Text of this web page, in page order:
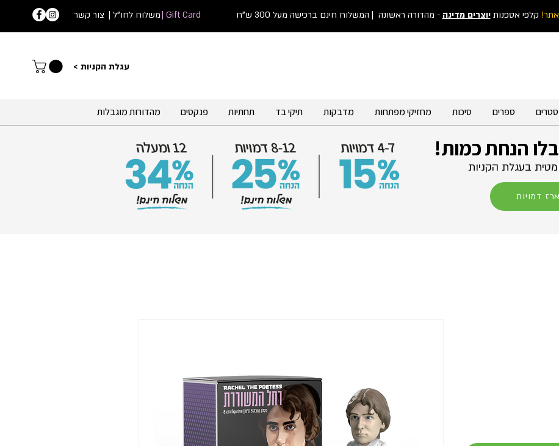
צור קשר | משלוח לחו"ל
עגלת הקניות >
Gift Card | קלפי אספנותיוצרים מדינה - מהדורה ראשונה | המשלוח חינם ברכישה מעל 300 ש"ח
ספרים סיכות מחזיקי מפתחות מדבקות תיקי בד תחתיות פנקסים מהדורות מוגבלות
בעגלת הקניות
הנחת כמות!
דמויות